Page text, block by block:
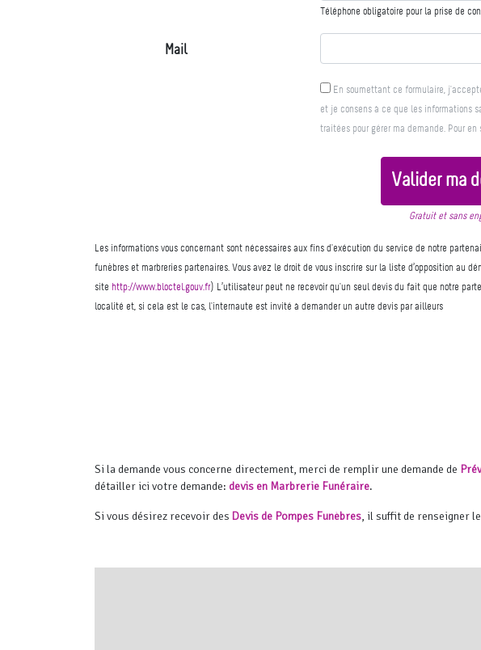
Si la demande vous concerne directement, merci de remplir une demande de
détailler ici votre demande: devis en Marbrerie Funéraire.
Si vous désirez recevoir des Devis de Pompes Funèbres, il suffit de renseigner